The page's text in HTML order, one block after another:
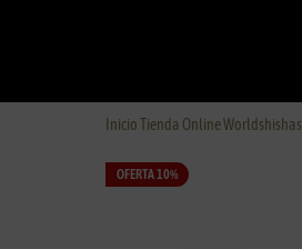
Inicio Tienda Online Worldshishas
OFERTA 10%